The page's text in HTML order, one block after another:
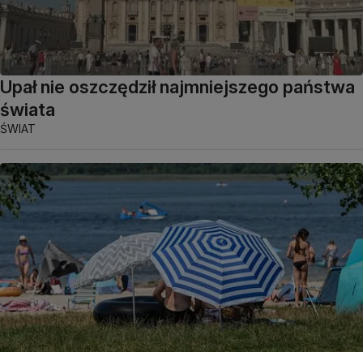
Upał nie oszczędził najmniejszego państwa
świata
ŚWIAT